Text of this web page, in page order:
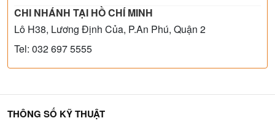
CHI NHÁNH TẠI HỒ CHÍ MINH
Lô H38, Lương Định Của, P.An Phú, Quận 2
Tel: 032 697 5555
THÔNG SỐ KỸ THUẬT